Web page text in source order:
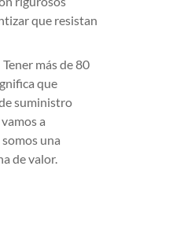
que resistan
Tener más de 80
que
suministro
a
una
de valor.